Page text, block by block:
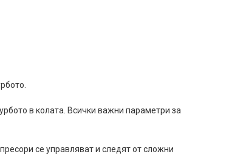
в колата. Всички важни параметри за
се управляват и следят от сложни